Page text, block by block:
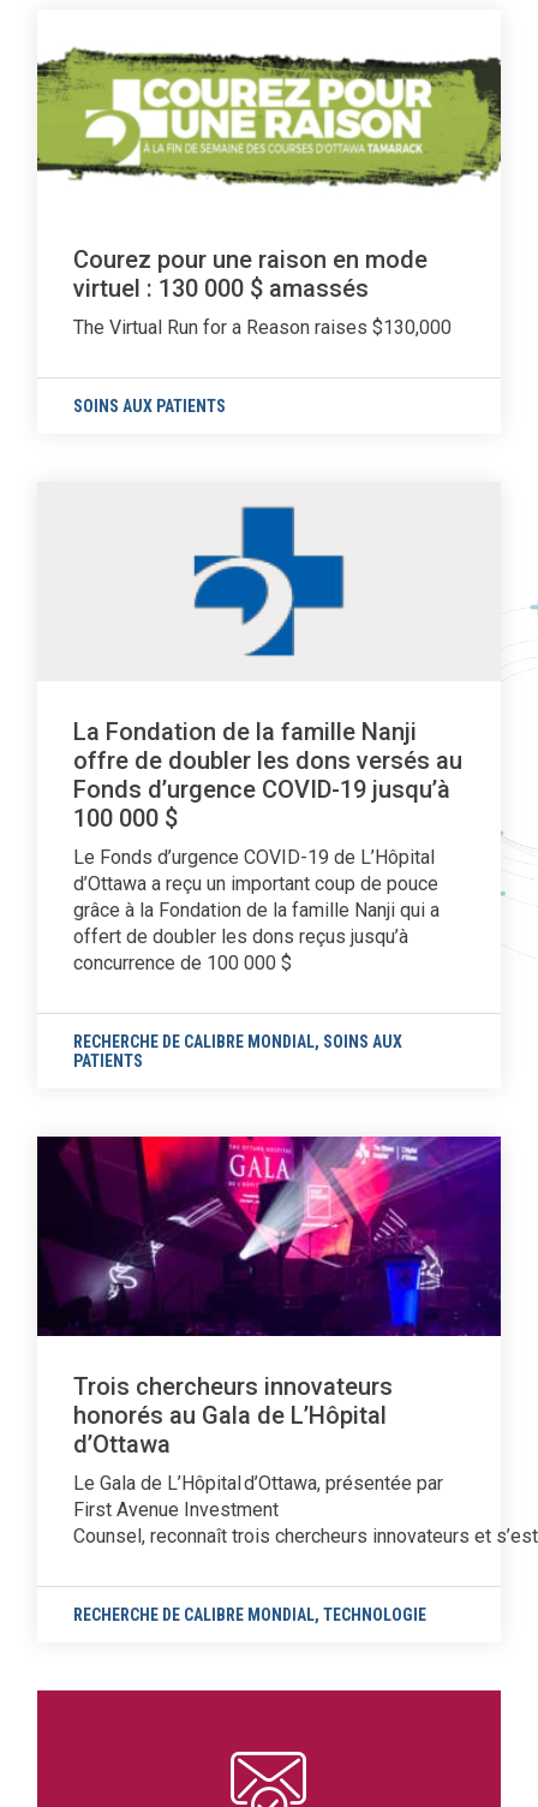
Courez pour une raison en mode
virtuel : 130 000 $ amassés
The Virtual Run for a Reason raises $130,000
SOINS AUX PATIENTS
La Fondation de la famille Nanji
offre de doubler les dons versés au
Fonds d’urgence COVID-19 jusqu’à
100 000 $
Le Fonds d’urgence COVID-19 de L’Hôpital
d’Ottawa a reçu un important coup de pouce
grâce à la Fondation de la famille Nanji qui a
offert de doubler les dons reçus jusqu’à
concurrence de 100 000 $
RECHERCHE DE CALIBRE MONDIAL, SOINS AUX
PATIENTS
Trois chercheurs innovateurs
honorés au Gala de L’Hôpital
d’Ottawa
Le Gala de L’Hôpital d’Ottawa, présentée par
First Avenue Investment
Counsel, reconnaît trois chercheurs innovateurs et
RECHERCHE DE CALIBRE MONDIAL,TECHNOLOGIE